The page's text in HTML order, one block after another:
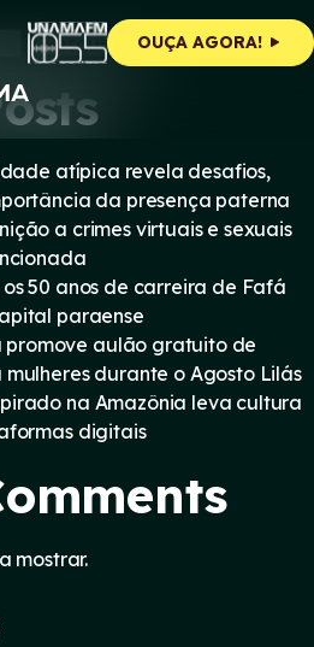
OUÇA AGORA!
Pesquisar
atípica revela desafios,
da presença paterna
a crimes virtuais e sexuais
50 anos de carreira de Fafá
paraense
promove aulão gratuito de
durante o Agosto Lilás
na Amazônia leva cultura
digitais
mostrar.